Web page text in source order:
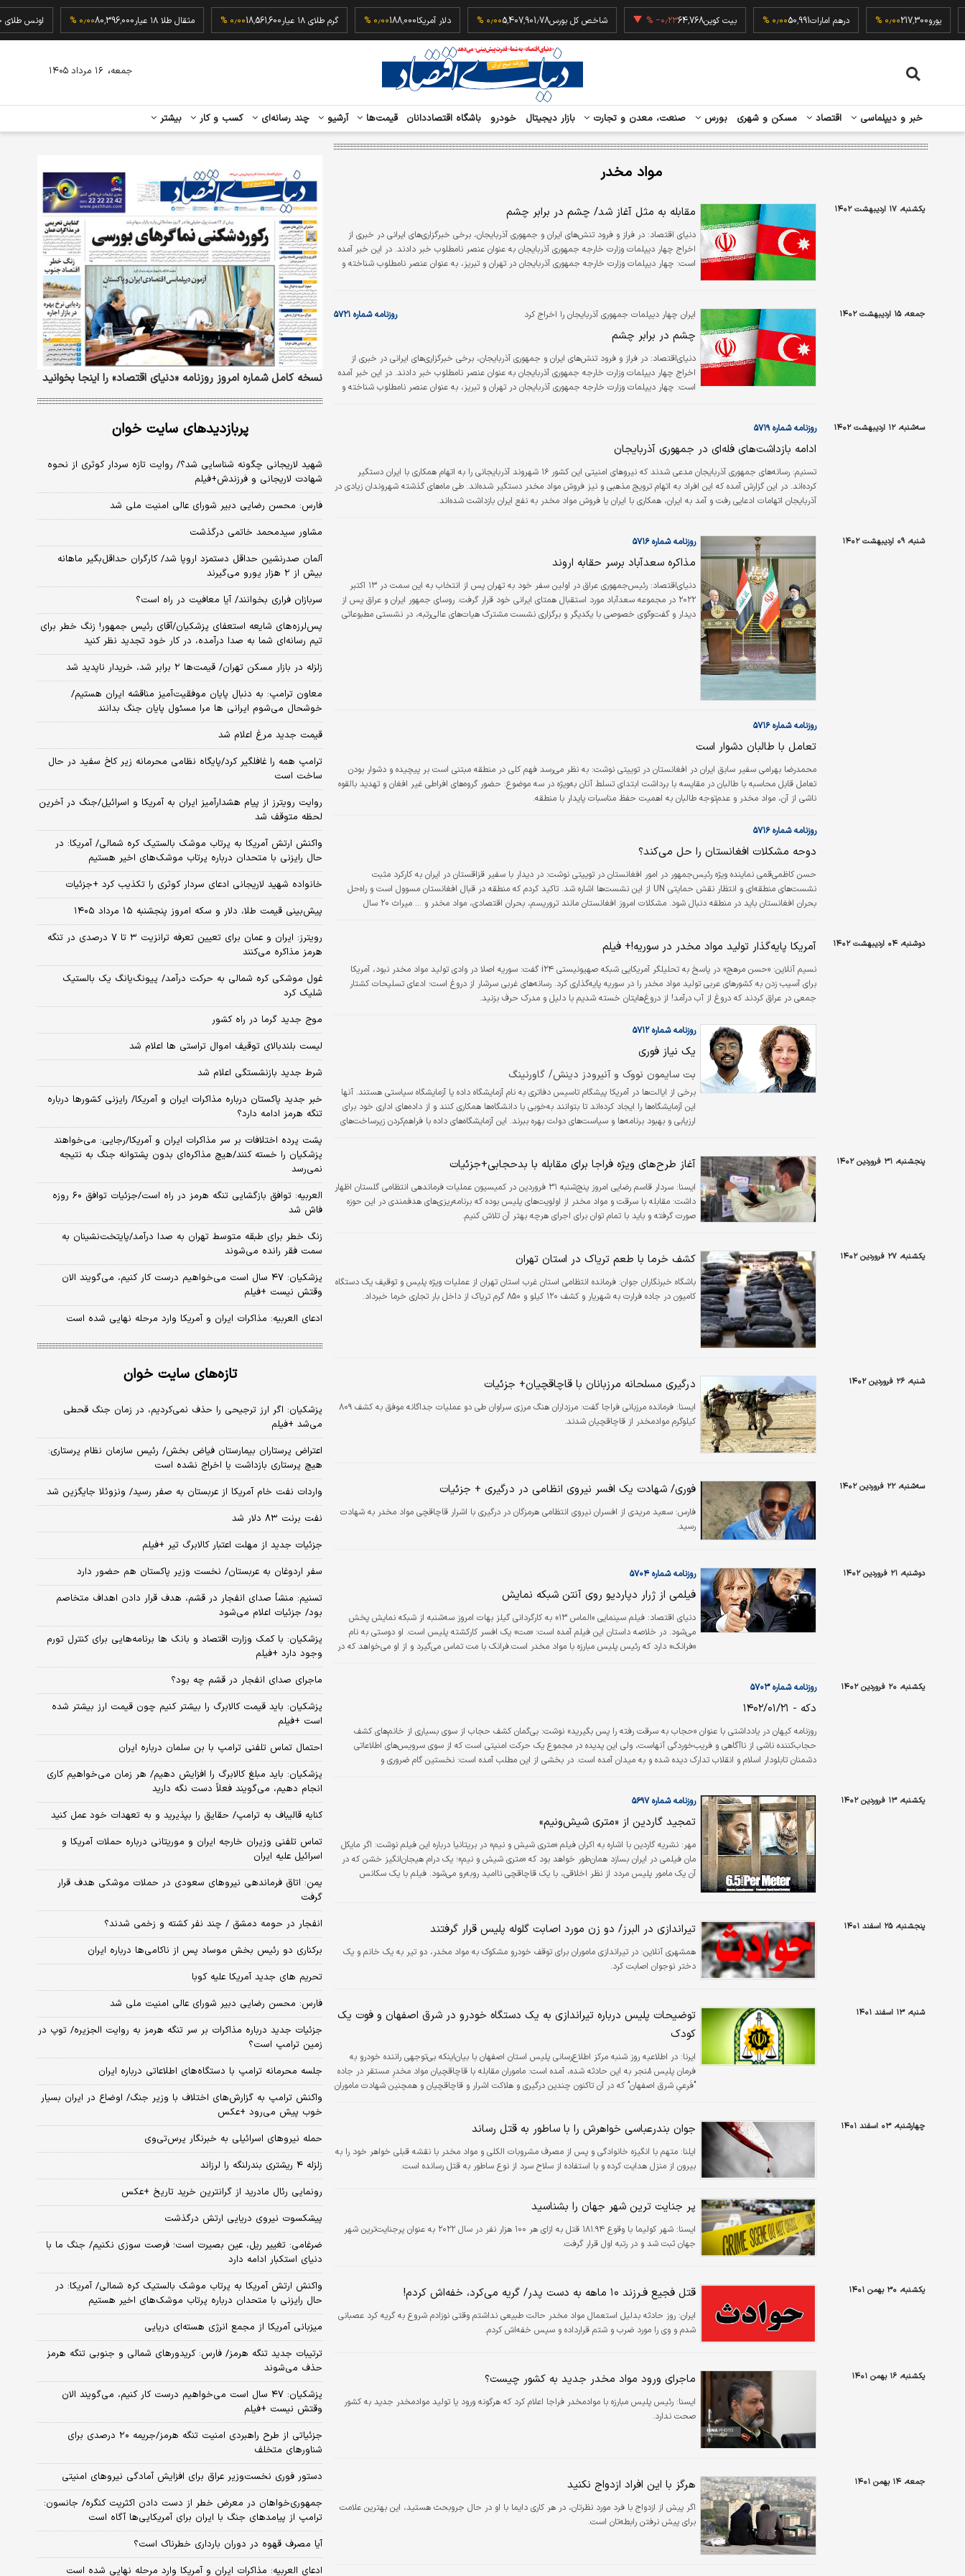
یورو217,300 درهم امارات50,991 بیت کوین64,768‎−۰٫۲۳ % شاخص کل بورس5,407,901.78 دلار آمریکا188,000 گرم طلای ۱۸ عیار 18,561,600 مثقال طلا ۱۸ عیار 80,396,000
خبر و دیپلماسی اقتصاد مسکن و شهری بورس صنعت، معدن و تجارت بازار دیجیتال خودرو باشگاه اقتصاددانان قیمت‌ها آرشیو چند رسانه‌ای کسب و کار بیشتر
جمعه، ۱۶ مرداد ۱۴۰۵
مواد مخدر
یکشنبه، ۱۷ اردیبهشت ۱۴۰۲ مقابله به مثل آغاز شد/ چشم در برابر چشم
دنیای اقتصاد: در فراز و فرود تنش‌های ایران و جمهوری آذربایجان، برخی خبرگزاری‌های ایرانی در خبری از
اخراج چهار دیپلمات وزارت خارجه جمهوری آذربایجان به عنوان عنصر نامطلوب خبر دادند. در این خبر آمده
است: چهار دیپلمات وزارت خارجه جمهوری آذربایجان در تهران و تبریز، به عنوان عنصر نامطلوب شناخته و
جمعه، ۱۵ اردیبهشت ۱۴۰۲ ایران چهار دیپلمات جمهوری آذربایجان را اخراج کرد روزنامه شماره ۵۷۲۱
چشم در برابر چشم
دنیای‌اقتصاد: در فراز و فرود تنش‌های ایران و جمهوری آذربایجان، برخی خبرگزاری‌های ایرانی در خبری از
اخراج چهار دیپلمات وزارت خارجه جمهوری آذربایجان به عنوان عنصر نامطلوب خبر دادند. در این خبر آمده
است: چهار دیپلمات وزارت خارجه جمهوری آذربایجان در تهران و تبریز، به عنوان عنصر نامطلوب شناخته و
سه‌شنبه، ۱۲ اردیبهشت ۱۴۰۲ روزنامه شماره ۵۷۱۹
ادامه بازداشت‌های فله‌ای در جمهوری آذربایجان
تسنیم:
رسانه‌های جمهوری آذربایجان مدعی شدند که نیروهای امنیتی این کشور ۱۶ شهروند آذربایجانی را به اتهام همکاری با ایران دستگیر
کرده‌‌‌اند. در این گزارش آمده که این افراد به اتهام ترویج مذهبی و نیز فروش مواد مخدر دستگیر شده‌اند. طی ماه‌‌‌های گذشته شهروندان زیادی در
آذربایجان اتهامات ادعایی رفت و آمد به ایران، همکاری با ایران یا فروش مواد مخدر به نفع ایران بازداشت شده‌‌‌اند.
شنبه، ۰۹ اردیبهشت ۱۴۰۲ روزنامه شماره ۵۷۱۶
مذاکره سعدآباد برسر حقابه اروند
دنیای‌اقتصاد:
رئیس‌جمهوری عراق در اولین سفر خود به تهران پس از انتخاب به این سمت در ۱۳ اکتبر
۲۰۲۲ در مجموعه سعدآباد مورد استقبال همتای ایرانی خود قرار گرفت. روسای جمهور ایران و عراق پس از
دیدار و گفت‌وگوی خصوصی با یکدیگر و برگزاری نشست مشترک هیات‌‌‌های عالی‌‌‌رتبه، در نشستی مطبوعاتی
روزنامه شماره ۵۷۱۶
تعامل با طالبان دشوار است
محمد‌رضا بهرامی سفیر سابق ایران در افغانستان در توییتی نوشت: به نظر می‌رسد فهم کلی در منطقه مبتنی است بر پیچیده و‏‏‌ دشوار بودن
تعامل قابل محاسبه با طالبان در مقایسه با برداشت ابتدای تسلط آنان به‌ویژه در سه موضوع: حضور گروه‌های افراطی غیر افغان و تهدید بالقوه
ناشی از آن، مواد مخدر و عدم‌توجه طالبان به اهمیت حفظ مناسبات پایدار با منطقه.
روزنامه شماره ۵۷۱۶
دوحه مشکلات افغانستان را حل می‌کند؟
حسن کاظمی‌قمی نماینده ویژه رئیس‌جمهور در امور افغانستان در توییتی نوشت: در دیدار با سفیر قزاقستان در ایران به کارکرد مثبت
نشست‏‏‌های منطقه‏‏‌ای و انتظار نقش حمایتی UN از این نشست‏‏‌ها اشاره شد. تاکید کردم که منطقه در قبال افغانستان مسوول است و راه‌حل
بحران افغانستان باید در منطقه دنبال شود. مشکلات امروز افغانستان مانند تروریسم، بحران اقتصادی، مواد مخدر و ... میراث ۲۰ سال
دوشنبه، ۰۴ اردیبهشت ۱۴۰۲ آمریکا پایه‌گذار تولید مواد مخدر در سوریه!+ فیلم
نسیم آنلاین:
«حسن مرهج» در پاسخ به تحلیلگر آمریکایی شبکه صهیونیستی i۲۴ گفت: سوریه اصلا در وادی تولید مواد مخدر نبود، آمریکا
برای آسیب زدن به کشورهای عربی تولید مواد مخدر را در سوریه پایه‌گذاری کرد. رسانه‌های غربی سرشار از دروغ است؛ ادعای تسلیحات کشتار
جمعی در عراق کردند که دروغ از آب درآمد! از دروغ‌هایتان خسته شدیم با دلیل و مدرک حرف بزنید.
روزنامه شماره ۵۷۱۲
یک نیاز فوری
بت سایمون نووک و آنیرودز دینش/ گاورنینگ
برخی از ایالت‌‌‌ها در آمریکا پیشگام تاسیس دفاتری به نام آزمایشگاه داده یا آزمایشگاه سیاستی هستند. آنها
این آزمایشگاه‌‌‌ها را ایجاد کرده‌‌‌اند تا بتوانند به‌خوبی با دانشگاه‌‌‌ها همکاری کنند و از داده‌‌‌های اداری خود برای
ارزیابی و بهبود برنامه‌‌‌ها و سیاست‌‌‌های دولت بهره ببرند. این آزمایشگاه‌‌‌های داده با فراهم‌کردن زیرساخت‌‌‌های
پنجشنبه، ۳۱ فروردین ۱۴۰۲ آغاز طرح‌های ویژه فراجا برای مقابله با بدحجابی+جزئیات
ايسنا:
سردار قاسم رضایی امروز پنج‌شنبه ۳۱ فروردین در کمیسیون عملیات فرماندهی انتظامی گلستان اظهار
داشت: مقابله با سرقت و مواد مخدر از اولویت‌های پلیس بوده که برنامه‌ریزی‌های هدفمندی در این حوزه
صورت گرفته و باید با تمام توان برای اجرای هرچه بهتر آن تلاش کنیم.
یکشنبه، ۲۷ فروردین ۱۴۰۲ کشف خرما با طعم تریاک در استان تهران
باشگاه خبرنگاران جوان: فرمانده انتظامی استان غرب استان تهران از عملیات ویژه پلیس و توقیف یک دستگاه
کامیون در جاده فرارت به شهریار و کشف ۱۲۰ کیلو و ۸۵۰ گرم تریاک از داخل بار تجاری خرما خبرداد.
شنبه، ۲۶ فروردین ۱۴۰۲ درگیری مسلحانه مرزبانان با قاچاقچیان+ جزئیات
ايسنا:
فرمانده مرزبانی فراجا گفت: مرزداران هنگ مرزی سراوان طی دو عملیات جداگانه موفق به کشف ۸۰۹
کیلوگرم موادمخدر از قاچاقچیان شدند.
سه‌شنبه، ۲۲ فروردین ۱۴۰۲ فوری/ شهادت یک افسر نیروی انظامی در درگیری + جزئیات
فارس: سعید مریدی از افسران نیروی انتظامی هرمزگان در درگیری با اشرار قاچاقچی مواد مخدر به شهادت
رسید.
دوشنبه، ۲۱ فروردین ۱۴۰۲ روزنامه شماره ۵۷۰۴
فیلمی از ژرار دپاردیو روی آنتن شبکه نمایش
دنیای اقتصاد:
فیلم سینمایی «الماس ۱۳» به کارگردانی گیلز بهات امروز سه‌شنبه از شبکه نمایش پخش
می‌شود. در خلاصه داستان این فیلم آمده است: «مت» یک افسر کارکشته پلیس است. او دوستی به نام
«فرانک» دارد که رئیس پلیس مبارزه با مواد مخدر است.فرانک با مت تماس می‌گیرد و از او می‌خواهد که در
یکشنبه، ۲۰ فروردین ۱۴۰۲ روزنامه شماره ۵۷۰۳
دکه - ۱۴۰۲/۰۱/۲۱
روزنامه کیهان در یادداشتی با عنوان «حجاب به سرقت رفته را پس بگیرید» نوشت: بی‌گمان کشف حجاب از سوی بسیاری از خانم‌های کشف
‌حجاب‌‌کننده ناشی از ناآگاهی و فریب‌خوردگی آنهاست، ولی این پدیده در مجموع یک حرکت امنیتی است که از سوی سرویس‌های اطلاعاتی
دشمنان تابلودار اسلام و انقلاب تدارک دیده شده و به میدان آمده است. در بخشی از این مطلب آمده است: نخستین گام ضروری و
یکشنبه، ۱۳ فروردین ۱۴۰۲ روزنامه شماره ۵۶۹۷
تمجید گاردین از «متری شیش‌ونیم»
مهر: نشریه گاردین با اشاره به اکران فیلم «متری شیش و نیم» در بریتانیا درباره این فیلم نوشت: اگر مایکل
مان فیلمی در ایران بسازد همان‌طور خواهد بود که «متری شیش و نیم»؛ یک درام هیجان‌انگیز خشن که در
آن یک مامور پلیس مردد از نظر اخلاقی، با یک قاچاقچی ناامید روبه‌رو می‌شود. فیلم با یک سکانس
پنجشنبه، ۲۵ اسفند ۱۴۰۱ تیراندازی در البرز/ دو زن مورد اصابت گلوله پلیس قرار گرفتند
همشهری آنلاین: در تیراندازی ماموران برای توقف خودرو مشکوک به مواد مخدر، دو تیر به یک خانم و یک
دختر نوجوان اصابت کرد.
شنبه، ۱۳ اسفند ۱۴۰۱
توضیحات پلیس درباره تیراندازی به یک دستگاه خودرو در شرق اصفهان و فوت یک
کودک
ایرنا: در اطلاعیه روز شنبه مرکز اطلاع‌رسانی پلیس استان اصفهان با بیان‌اینکه بی‌توجهی راننده خودرو به
فرمان پلیس مُنجر به این حادثه شده، آمده است: ماموران مقابله با قاچاقچیان مواد مخدرِ مستقر در جاده
"فَرعیِ شرق اصفهان" که در آن تاکنون چندین درگیری و هلاکت اشرار و قاچاقچیان و همچنین شهادت ماموران
چهارشنبه، ۰۳ اسفند ۱۴۰۱ جوان بندرعباسی خواهرش را با ساطور به قتل رساند
ایلنا: متهم با انگیزه خانوادگی و پس از مصرف مشروبات الکلی و مواد مخدر با نقشه قبلی خواهر خود را به
بیرون از منزل هدایت کرده و با استفاده از سلاح سرد از نوع ساطور به قتل رسانده است.
پر جنایت ترین شهر جهان را بشناسید
ايسنا:
شهر کولیما با وقوع ۱۸۱.۹۴ قتل به ازای هر ۱۰۰ هزار نفر در سال ۲۰۲۲ به عنوان پرجنایت‌ترین شهر
جهان ثبت شد و در رتبه اول قرار گرفت.
یکشنبه، ۳۰ بهمن ۱۴۰۱ قتل فجیع فـرزند ۱۰ ماهه به دست پدر/ گریه می‌کرد، خفه‌اش کردم!
ایران: روز حادثه بدلیل استعمال مواد مخدر حالت طبیعی نداشتم وقتی نوزادم شروع به گریه کرد عصبانی
شدم و وی را مورد ضرب و شتم قرارداده و سپس خفه‌اش کردم.
یکشنبه، ۱۶ بهمن ۱۴۰۱ ماجرای ورود مواد مخدر جدید به کشور چیست؟
ايسنا: رئیس پلیس مبارزه با موادمخدر فراجا اعلام کرد که هرگونه ورود یا تولید موادمخدر جدید به کشور
صحت ندارد.
جمعه، ۱۴ بهمن ۱۴۰۱ هرگز با این افراد ازدواج نکنید
اگر پیش از ازدواج با فرد مورد نظرتان، در هر کاری دایما با او در حال جروبحث هستید، این بهترین علامت
برای پیش نرفتن رابطه‌تان است.
نسخه کامل شماره امروز روزنامه «دنیای‌ اقتصاد» را اینجا بخوانید
پربازدیدهای سایت خوان
شهید لاریجانی چگونه شناسایی شد؟/ روایت تازه سردار کوثری از نحوه
شهادت لاریجانی و فرزندش+فیلم
فارس: محسن رضایی دبیر شورای عالی امنیت ملی شد
مشاور سیدمحمد خاتمی درگذشت
آلمان صدرنشین حداقل دستمزد اروپا شد/ کارگران حداقل‌بگیر ماهانه
بیش از ۲ هزار یورو می‌گیرند
سربازان فراری بخوانند/ آیا معافیت در راه است؟
پس‌لرزه‌های شایعه استعفای پزشکیان/آقای رئیس جمهور! زنگ خطر برای
تیم رسانه‌ای شما به صدا درآمده، در کار خود تجدید نظر کنید
زلزله در بازار مسکن تهران/ قیمت‌ها ۲ برابر شد، خریدار ناپدید شد
معاون ترامپ: به دنبال پایان موفقیت‌آمیز مناقشه ایران هستیم/
خوشحال می‌شوم ایرانی ها مرا مسئول پایان جنگ بدانند
قیمت جدید مرغ اعلام شد
ترامپ همه را غافلگیر کرد/پایگاه نظامی محرمانه زیر کاخ سفید در حال
ساخت است
روایت رویترز از پیام هشدارآمیز ایران به آمریکا و اسرائیل/جنگ در آخرین
لحظه متوقف شد
واکنش ارتش آمریکا به پرتاب موشک بالستیک کره شمالی/ آمریکا: در
حال رایزنی با متحدان درباره پرتاب موشک‌های اخیر هستیم
خانواده شهید لاریجانی ادعای سردار کوثری را تکذیب کرد +جزئیات
پیش‌بینی قیمت طلا، دلار و سکه امروز پنجشنبه ۱۵ مرداد ۱۴۰۵
رویترز: ایران و عمان برای تعیین تعرفه ترانزیت ۳ تا ۷ درصدی در تنگه
هرمز مذاکره می‌کنند
غول موشکی کره شمالی به حرکت درآمد/ پیونگ‌یانگ یک بالستیک
شلیک کرد
موج جدید گرما در راه کشور
لیست بلندبالای توقیف اموال تراستی ها اعلام شد
شرط جدید بازنشستگی اعلام شد
خبر جدید پاکستان درباره مذاکرات ایران و آمریکا/ رایزنی کشورها درباره
تنگه هرمز ادامه دارد؟
پشت پرده اختلافات بر سر مذاکرات ایران و آمریکا/رجایی: می‌خواهند
پزشکیان را خسته کنند/هیچ مذاکره‌ای بدون پشتوانه جنگ به نتیجه
نمی‌رسد
العربیه: توافق بازگشایی تنگه هرمز در راه است/جزئیات توافق ۶۰ روزه
فاش شد
زنگ خطر برای طبقه متوسط تهران به صدا درآمد/پایتخت‌نشینان به
سمت فقر رانده می‌شوند
پزشکیان: ۴۷ سال است می‌خواهیم درست کار کنیم، می‌گویند الان
وقتش نیست +فیلم
ادعای العربیه: مذاکرات ایران و آمریکا وارد مرحله نهایی شده است
تازه‌های سایت خوان
پزشکیان: اگر ارز ترجیحی را حذف نمی‌کردیم، در زمان جنگ قحطی
می‌شد +فیلم
اعتراض پرستاران بیمارستان فیاض بخش/ رئیس سازمان نظام پرستاری:
هیچ پرستاری بازداشت یا اخراج نشده است
واردات نفت خام آمریکا از عربستان به صفر رسید/ ونزوئلا جایگزین شد
نفت برنت ۸۳ دلار شد
جزئیات جدید از مهلت اعتبار کالابرگ تیر +فیلم
سفر اردوغان به عربستان/ نخست وزیر پاکستان هم حضور دارد
تسنیم: منشأ صدای انفجار در قشم، هدف قرار دادن اهداف متخاصم
بود/ جزئیات اعلام می‌شود
پزشکیان: با کمک وزارت اقتصاد و بانک ها برنامه‌هایی برای کنترل تورم
وجود دارد +فیلم
ماجرای صدای انفجار در قشم چه بود؟
پزشکیان: باید قیمت کالابرگ را بیشتر کنیم چون قیمت ارز بیشتر شده
است +فیلم
احتمال تماس تلفنی ترامپ با بن سلمان درباره ایران
پزشکیان: باید مبلغ کالابرگ را افزایش دهیم/ هر زمان می‌خواهیم کاری
انجام دهیم، می‌گویند فعلاً دست نگه دارید
کنایه قالیباف به ترامپ/ حقایق را بپذیرید و به تعهدات خود عمل کنید
تماس تلفنی وزیران خارجه ایران و موریتانی درباره حملات آمریکا و
اسرائیل علیه ایران
یمن: اتاق فرماندهی نیروهای سعودی در حملات موشکی هدف قرار
گرفت
انفجار در حومه دمشق / چند نفر کشته و زخمی شدند؟
برکناری دو رئیس بخش موساد پس از ناکامی‌ها درباره ایران
تحریم های جدید آمریکا علیه کوبا
فارس: محسن رضایی دبیر شورای عالی امنیت ملی شد
جزئیات جدید درباره مذاکرات بر سر تنگه هرمز به روایت الجزیره/ توپ در
زمین ترامپ است؟
جلسه محرمانه ترامپ با دستگاه‌های اطلاعاتی درباره ایران
واکنش ترامپ به گزارش‌های اختلاف با وزیر جنگ/ اوضاع در ایران بسیار
خوب پیش می‌رود +عکس
حمله نیروهای اسرائیلی به خبرنگار پرس‌تی‌وی
زلزله ۴ ریشتری بندرلنگه را لرزاند
رونمایی رئال مادرید از گرانترین خرید تاریخ +عکس
پیشکسوت نیروی دریایی ارتش درگذشت
ضرغامی: تغییر ریل، عین بصیرت است؛ فرصت سوزی نکنیم/ جنگ ما با
دنیای استکبار ادامه دارد
واکنش ارتش آمریکا به پرتاب موشک بالستیک کره شمالی/ آمریکا: در
حال رایزنی با متحدان درباره پرتاب موشک‌های اخیر هستیم
میزبانی آمریکا از مجمع انرژی هسته‌ای دریایی
ترتیبات جدید تنگه هرمز/ فارس: کریدورهای شمالی و جنوبی تنگه هرمز
حذف می‌شوند
پزشکیان: ۴۷ سال است می‌خواهیم درست کار کنیم، می‌گویند الان
وقتش نیست +فیلم
جزئیاتی از طرح راهبردی امنیت تنگه هرمز/جریمه ۲۰ درصدی برای
شناورهای متخلف
دستور فوری نخست‌وزیر عراق برای افزایش آمادگی نیروهای امنیتی
جمهوری‌خواهان در معرض خطر از دست دادن اکثریت کنگره/ جانسون:
ترامپ از پیامدهای جنگ با ایران برای آمریکایی‌ها آگاه است
آیا مصرف قهوه در دوران بارداری خطرناک است؟
ادعای العربیه: مذاکرات ایران و آمریکا وارد مرحله نهایی شده است